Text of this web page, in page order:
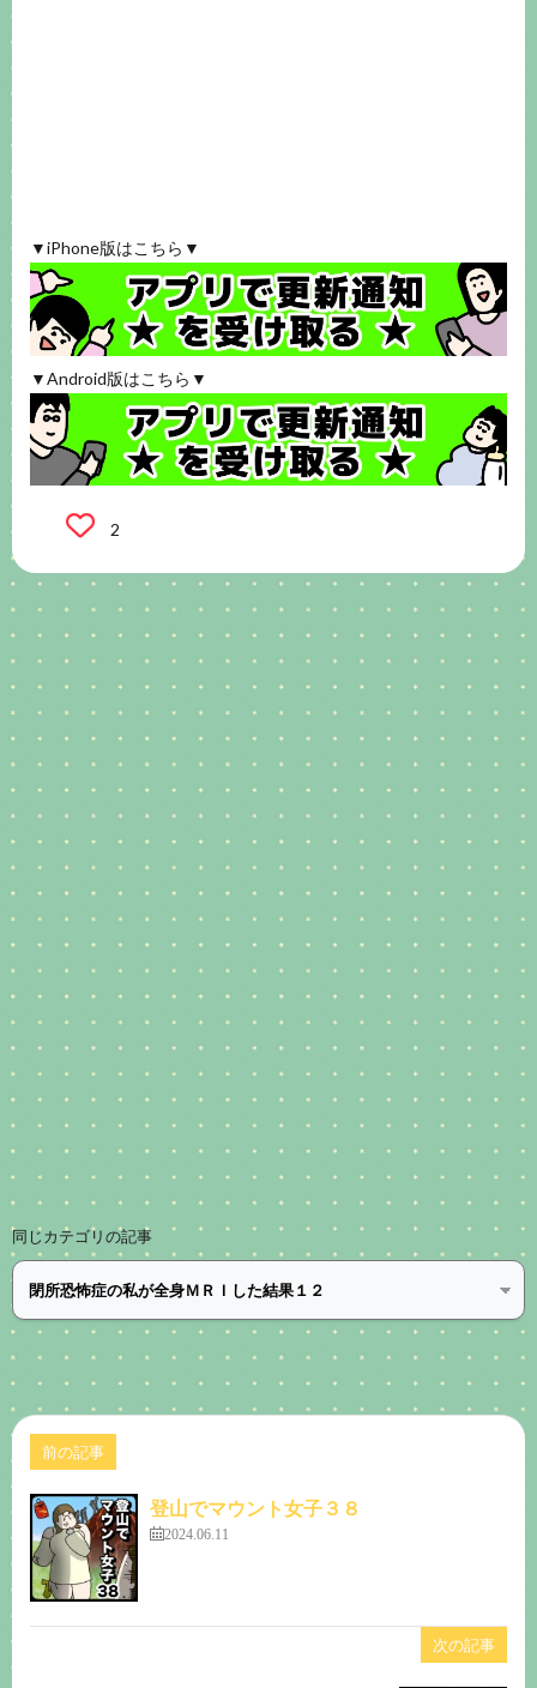
▼iPhone版はこちら▼
▼Android版はこちら▼
2
同じカテゴリの記事
前の記事
登山でマウント女子３８
2024.06.11
次の記事